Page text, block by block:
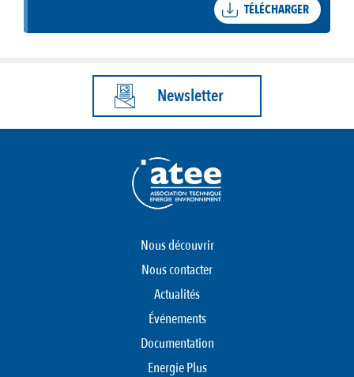
TÉLÉCHARGER
Newsletter
Nous découvrir
Nous contacter
Actualités
Événements
Documentation
Energie Plus